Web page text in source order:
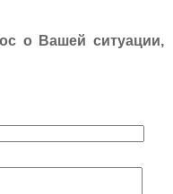
о Вашей ситуации,